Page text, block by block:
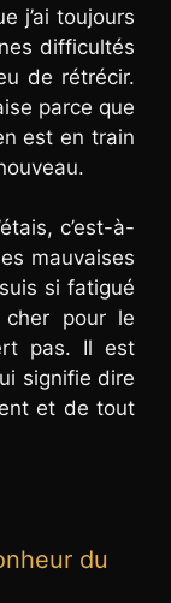
j’ai toujours
difficultés
de rétrécir.
parce que
est en train
c’est-à-
mauvaises
si fatigué
cher pour le
pas. Il est
signifie dire
et de tout
du